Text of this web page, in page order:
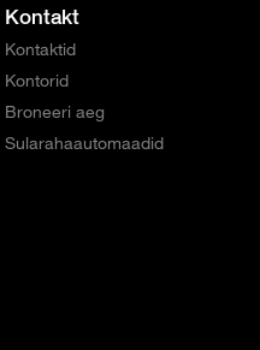
Kontakt
Kontaktid
Kontorid
Broneeri aeg
Sularahaautomaadid